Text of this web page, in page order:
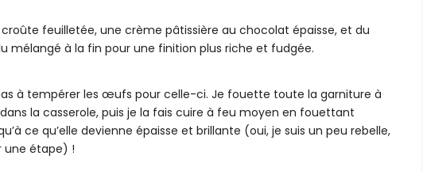
feuilletée, une crème pâtissière au chocolat épaisse, et du
mélangé à la fin pour une finition plus riche et fudgée.
à tempérer les œufs pour celle-ci. Je fouette toute la garniture à
la casserole, puis je la fais cuire à feu moyen en fouettant
ce qu’elle devienne épaisse et brillante (oui, je suis un peu rebelle,
une étape) !